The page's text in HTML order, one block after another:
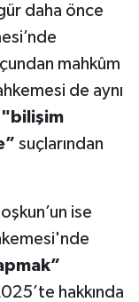
daha önce
mahkûm
de aynı
"bilişim
suçlarından
ise
hakkında